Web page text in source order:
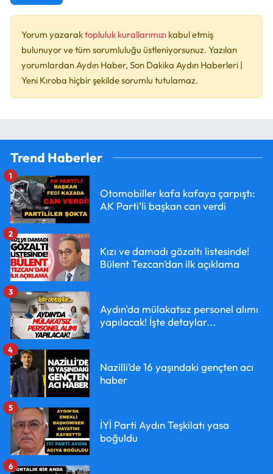
Yorum yazaraktopluluk kurallarımızı kabul etmiş
bulunuyor ve tüm sorumluluğu üstleniyorsunuz. Yazılan
yorumlardan Aydın Haber, Son Dakika Aydın Haberleri |
Yeni Kıroba hiçbir şekilde sorumlu tutulamaz.
Trend Haberler
Otomobiller kafa kafaya çarpıştı:
AK Parti'li başkan can verdi
1
Kızı ve damadı gözaltı listesinde!
Bülent Tezcan’dan ilk açıklama
2
Aydın'da mülakatsız personel alımı
yapılacak! İşte detaylar...
3
Nazilli’de 16 yaşındaki gençten acı
haber
4
İYİ Parti Aydın Teşkilatı yasa
boğuldu
5
6